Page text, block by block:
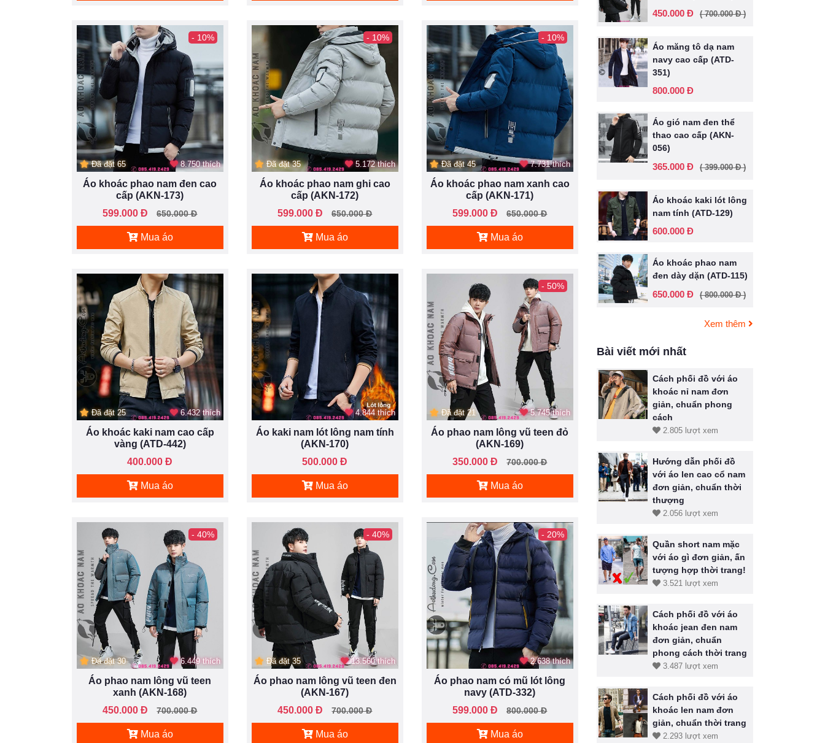
- 10%
Đã đặt 65 8.750 thích
Áo khoác phao nam đen cao
cấp (AKN-173)
599.000 Đ
650.000 Đ
Mua áo
- 10%
Đã đặt 35 5.172 thích
Áo khoác phao nam ghi cao
cấp (AKN-172)
599.000 Đ
650.000 Đ
Mua áo
- 10%
Đã đặt 45 7.731 thích
Áo khoác phao nam xanh cao
cấp (AKN-171)
599.000 Đ
650.000 Đ
Mua áo
Đã đặt 25 6.432 thích
Áo khoác kaki nam cao cấp
vàng (ATD-442)
400.000 Đ
Mua áo
4.844 thích
Áo kaki nam lót lông nam tính
(AKN-170)
500.000 Đ
Mua áo
- 50%
Đã đặt 21 5.745 thích
Áo phao nam lông vũ teen đỏ
(AKN-169)
350.000 Đ
700.000 Đ
Mua áo
- 40%
Đã đặt 30 6.449 thích
Áo phao nam lông vũ teen
xanh (AKN-168)
450.000 Đ
700.000 Đ
Mua áo
- 40%
Đã đặt 35 13.560 thích
Áo phao nam lông vũ teen đen
(AKN-167)
450.000 Đ
700.000 Đ
Mua áo
- 20%
2.638 thích
Áo phao nam có mũ lót lông
navy (ATD-332)
599.000 Đ
800.000 Đ
Mua áo
450.000 Đ ( 700.000 Đ )
Áo măng tô dạ nam
navy cao cấp (ATD-
351)
800.000 Đ
Áo gió nam đen thể
thao cao cấp (AKN-
056)
365.000 Đ ( 399.000 Đ )
Áo khoác kaki lót lông
nam tính (ATD-129)
600.000 Đ
Áo khoác phao nam
đen dày dặn (ATD-115)
650.000 Đ ( 800.000 Đ )
Xem thêm
Bài viết mới nhất
Cách phối đồ với áo
khoác nỉ nam đơn
giản, chuẩn phong
cách
2.805 lượt xem
Hướng dẫn phối đồ
với áo len cao cổ nam
đơn giản, chuẩn thời
thượng
2.056 lượt xem
Quần short nam mặc
với áo gì đơn giản, ấn
tượng hợp thời trang!
3.521 lượt xem
Cách phối đồ với áo
khoác jean đen nam
đơn giản, chuẩn
phong cách thời trang
3.487 lượt xem
Cách phối đồ với áo
khoác len nam đơn
giản, chuẩn thời trang
2.293 lượt xem